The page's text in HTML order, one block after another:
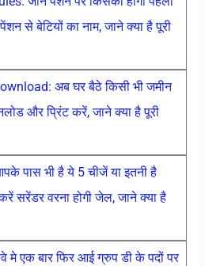
से बेटियों का नाम, जाने क्या है पूरी
अब घर बैठे किसी भी जमीन
और प्रिंट करें, जाने क्या है पूरी
पास भी है ये 5 चीजें या इतनी है
सरेंडर वरना होगी जेल, जाने क्या है
एक बार फिर आई ग्रुप डी के पदों पर